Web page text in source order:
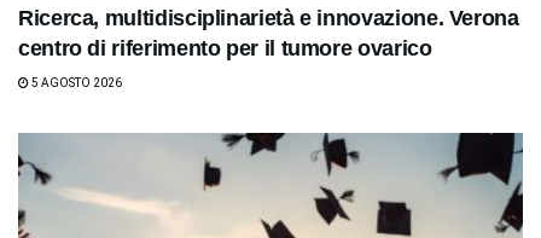
Ricerca, multidisciplinarietà e innovazione. Verona
centro di riferimento per il tumore ovarico
5 AGOSTO 2026